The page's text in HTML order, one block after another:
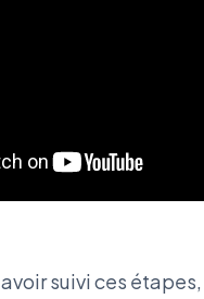
suivi ces